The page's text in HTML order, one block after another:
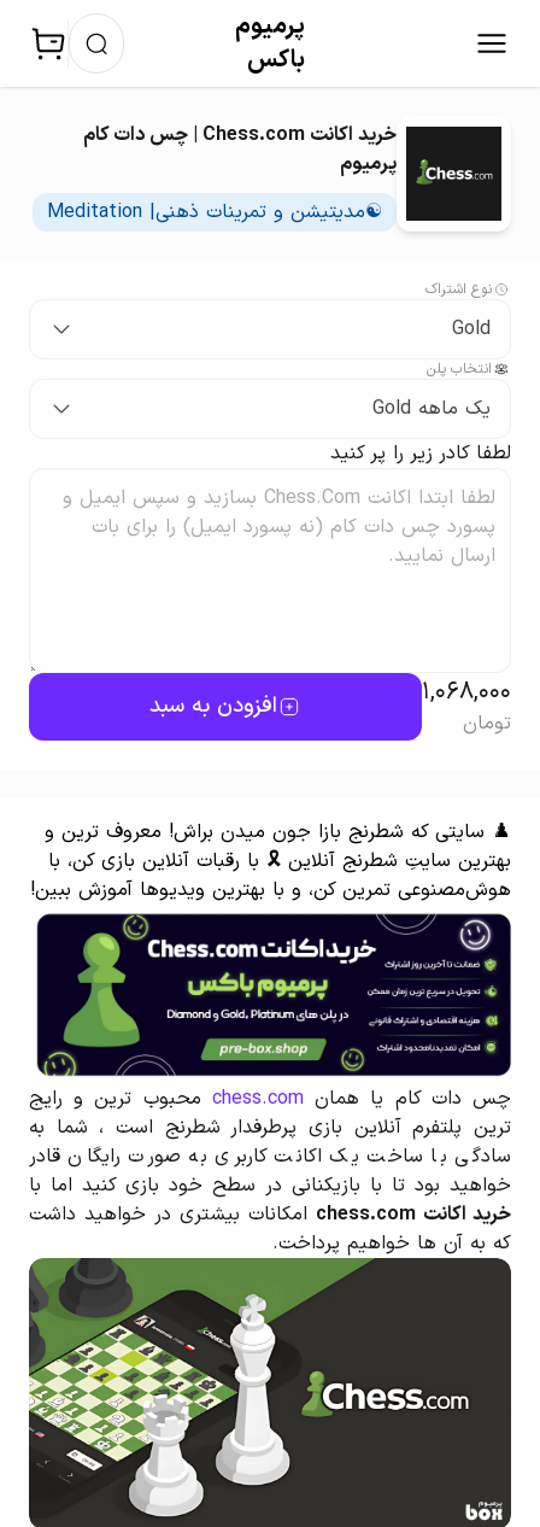
پرمیوم‌
باکس
خرید اکانت Chess.com | چس دات کام
پرمیوم
☯️مدیتیشن و تمرینات ذهنی| Meditation
نوع اشتراک
Gold
انتخاب پلن
یک ماهه Gold
لطفا کادر زیر را پر کنید
1,068,000
تومان
افزودن به سبد
♟ سایتی که شطرنج بازا جون میدن براش! معروف ترین و
بهترین سایتِ شطرنج آنلاین 🎗 با رقبات آنلاین بازی کن، با
هوش‌مصنوعی تمرین کن، و با بهترین ویدیوها آموزش ببین!
چس دات کام یا همانchess.com محبوب ترین و رایج
ترین پلتفرم آنلاین بازی پرطرفدار شطرنج است ، شما به
سادگی با ساخت یک اکانت کاربری به صورت رایگان قادر
خواهید بود تا با بازیکنانی در سطح خود بازی کنید اما با
خرید اکانت chess.com
امکانات بیشتری در خواهید داشت
که به آن ها خواهیم پرداخت.